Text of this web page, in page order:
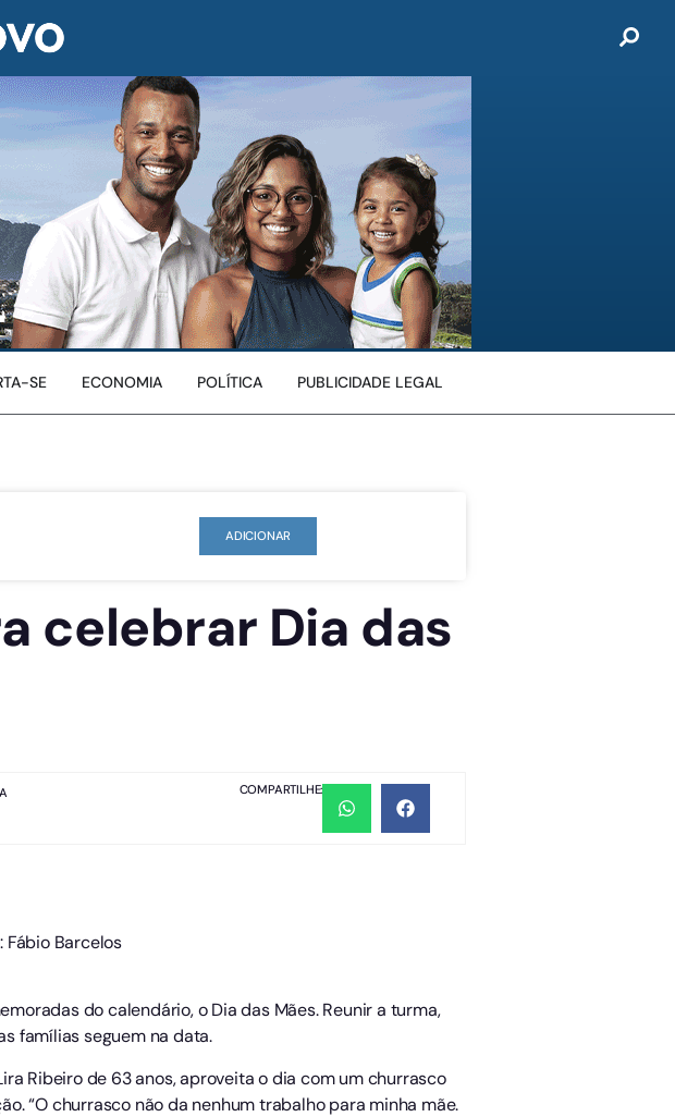
SE ECONOMIA POLÍTICA PUBLICIDADE LEGAL
ADICIONAR
celebrar Dia das
COMPARTILHE:
Fábio Barcelos
do calendário, o Dia das Mães. Reunir a turma,
famílias seguem na data.
Ribeiro de 63 anos, aproveita o dia com um churrasco
“O churrasco não da nenhum trabalho para minha mãe.